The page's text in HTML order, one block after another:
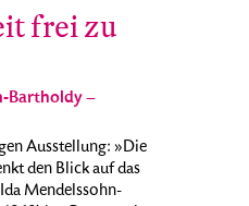
frei zu
Bartholdy –
Ausstellung: »Die
den Blick auf das
Mendelssohn-